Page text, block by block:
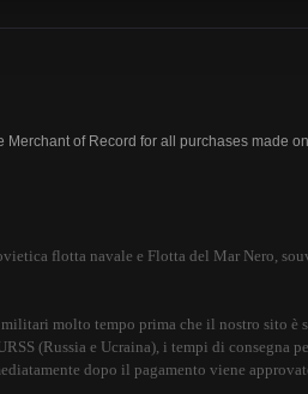
of Record for all purchases made
flotta navale e Flotta del Mar Nero,
molto tempo prima che il nostro sito
(Russia e Ucraina), i tempi di
dopo il pagamento viene